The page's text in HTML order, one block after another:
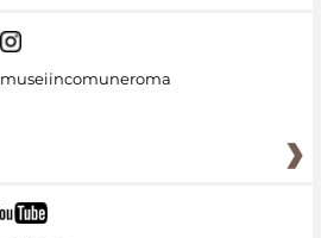
museiincomuneroma